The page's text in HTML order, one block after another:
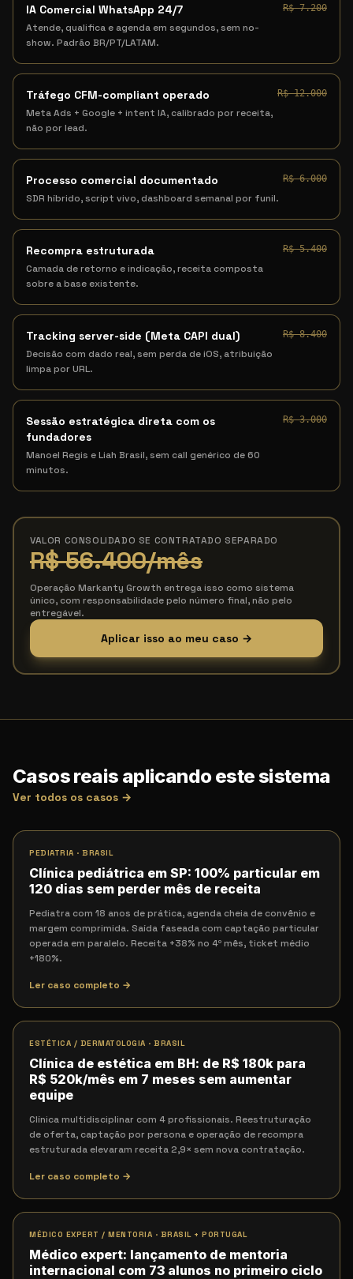
IA Comercial WhatsApp 24/7
Atende, qualifica e agenda em segundos, sem no-
show. Padrão BR/PT/LATAM.
R$ 7.200
Tráfego CFM-compliant operado
Meta Ads + Google + intent IA, calibrado por receita,
não por lead.
R$ 12.000
Processo comercial documentado
SDR híbrido, script vivo, dashboard semanal por funil.
R$ 6.000
Recompra estruturada
Camada de retorno e indicação, receita composta
sobre a base existente.
R$ 5.400
Tracking server-side (Meta CAPI dual)
Decisão com dado real, sem perda de iOS, atribuição
limpa por URL.
R$ 8.400
Sessão estratégica direta com os
fundadores
Manoel Regis e Liah Brasil, sem call genérico de 60
minutos.
R$ 3.000
VALOR CONSOLIDADO SE CONTRATADO SEPARADO
R$ 56.400/mês
Operação Markanty Growth entrega isso como sistema
único, com responsabilidade pelo número final, não pelo
entregável.
Aplicar isso ao meu caso →
Casos reais aplicando este sistema
Ver todos os casos →
PEDIATRIA · BRASIL
Clínica pediátrica em SP: 100% particular em
120 dias sem perder mês de receita
Pediatra com 18 anos de prática, agenda cheia de convênio e
margem comprimida. Saída faseada com captação particular
operada em paralelo. Receita +38% no 4º mês, ticket médio
+180%.
Ler caso completo →
ESTÉTICA / DERMATOLOGIA · BRASIL
Clínica de estética em BH: de R$ 180k para
R$ 520k/mês em 7 meses sem aumentar
equipe
Clínica multidisciplinar com 4 profissionais. Reestruturação
de oferta, captação por persona e operação de recompra
estruturada elevaram receita 2,9× sem nova contratação.
Ler caso completo →
MÉDICO EXPERT / MENTORIA · BRASIL + PORTUGAL
Médico expert: lançamento de mentoria
internacional com 73 alunos no primeiro ciclo